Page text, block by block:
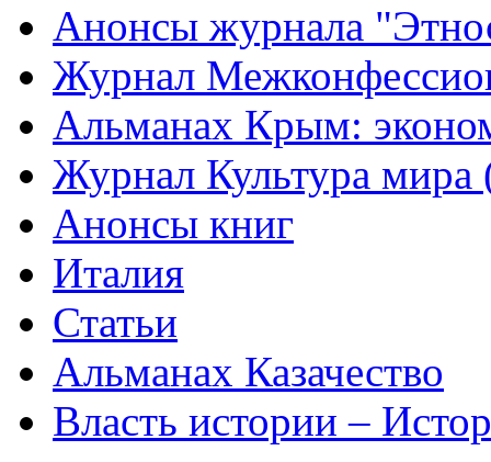
Анонсы журнала
Журнал
Альманах Крым:
Журнал Культура
Анонсы книг
Италия
Статьи
Альманах Казачество
Власть истории –